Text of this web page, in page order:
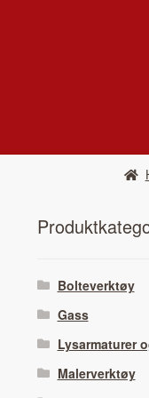
Bolteverktøy
Gass
Lysarmaturer
Malerverktøy